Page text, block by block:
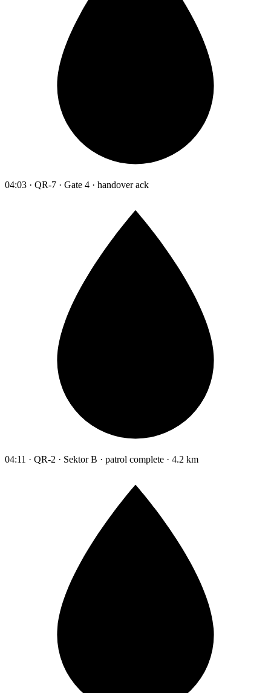
04:03 · QR-7 · Gate 4 · handover ack
04:11 · QR-2 · Sektor B · patrol complete · 4.2 km